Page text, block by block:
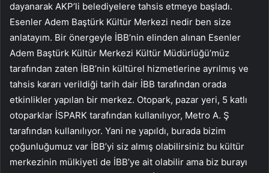
dayanarak AKP’li belediyelere tahsis etmeye başladı.
Esenler Adem Baştürk Kültür Merkezi nedir ben size
anlatayım. Bir önergeyle İBB’nin elinden alınan Esenler
Adem Baştürk Kültür Merkezi Kültür Müdürlüğü’müz
tarafından zaten İBB’nin kültürel hizmetlerine ayrılmış ve
tahsis kararı verildiği tarih dair İBB tarafından orada
etkinlikler yapılan bir merkez. Otopark, pazar yeri, 5 katlı
otoparklar İSPARK tarafından kullanılıyor, Metro A. Ş
tarafından kullanılıyor. Yani ne yapıldı, burada bizim
çoğunluğumuz var İBB’yi siz almış olabilirsiniz bu kültür
merkezinin mülkiyeti de İBB’ye ait olabilir ama biz burayı